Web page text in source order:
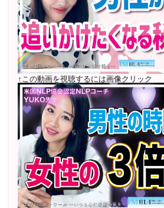
2022年7月〜12月 グループセッ
様 随時満席
2022年4月 米国NLP協会認定NLP
力開発協会認定NLPコーチ資格取
↑この動画を視聴するには画像クリック